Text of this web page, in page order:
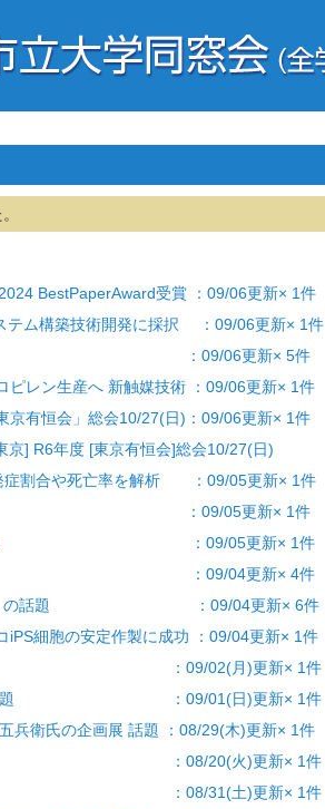
BestPaperAward受賞 ：09/06更新× 1件
テム構築技術開発に採択 ：09/06更新× 1件
) の話題 ：09/06更新× 5件
ピレン生産へ 新触媒技術 ：09/06更新× 1件
京有恒会」総会10/27(日)：09/06更新× 1件
] R6年度 [東京有恒会]総会10/27(日)
症割合や死亡率を解析 ：09/05更新× 1件
話題 ：09/05更新× 1件
ャー の話題 ：09/05更新× 1件
学 の話題 ：09/04更新× 4件
ンパス の話題 ：09/04更新× 6件
iPS細胞の安定作製に成功 ：09/04更新× 1件
験の話題 ：09/02(月)更新× 1件
学費 の話題 ：09/01(日)更新× 1件
兵衛氏の企画展 話題 ：08/29(木)更新× 1件
の話題 ：08/20(火)更新× 1件
の話題 ：08/31(土)更新× 1件